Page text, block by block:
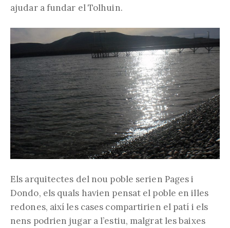
ajudar a fundar el Tolhuin.
Els arquitectes del nou poble serien Pages i
Dondo, els quals havien pensat el poble en illes
redones, així les cases compartirien el patí i els
nens podrien jugar a l’estiu, malgrat les baixes